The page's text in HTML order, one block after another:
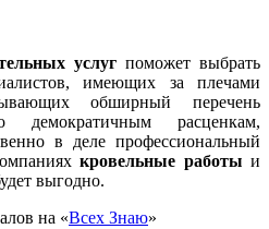
услуг поможет выбрать
имеющих за плечами
обширный перечень
демократичным расценкам,
в деле профессиональный
кровельные работыи
выгодно.
на «Всех Знаю»